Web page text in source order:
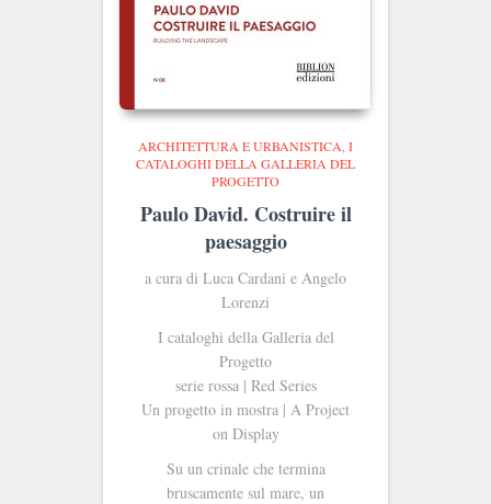
ARCHITETTURA E URBANISTICA I
CATALOGHI DELLA GALLERIA DEL
PROGETTO
Paulo David. Costruire il
paesaggio
a cura di Luca Cardani e Angelo
Lorenzi
I cataloghi della Galleria del
Progetto
serie rossa | Red Series
Un progetto in mostra | A Project
on Display
Su un crinale che termina
bruscamente sul mare, un